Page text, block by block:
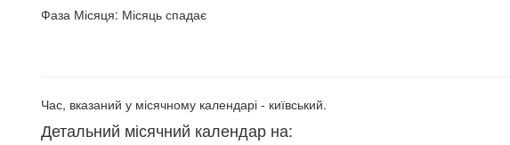
Фаза Місяця: Місяць спадає
Час, вказаний у місячному календарі - київський.
Детальний місячний календар на: